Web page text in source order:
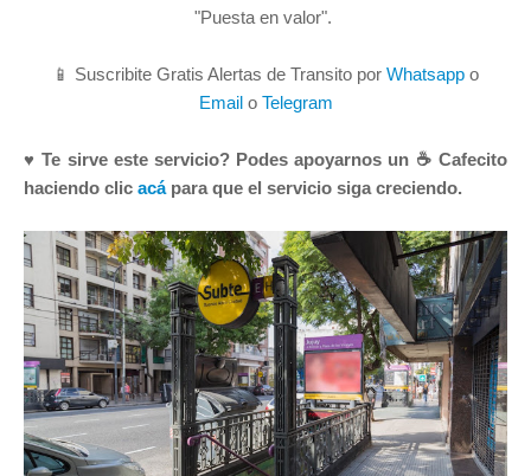
"Puesta en valor".
📱 Suscribite Gratis Alertas de Transito por Whatsapp o
Emailo Telegram
♥ Te sirve este servicio? Podes apoyarnos un ☕ Cafecito
haciendo clic acápara que el servicio siga creciendo.